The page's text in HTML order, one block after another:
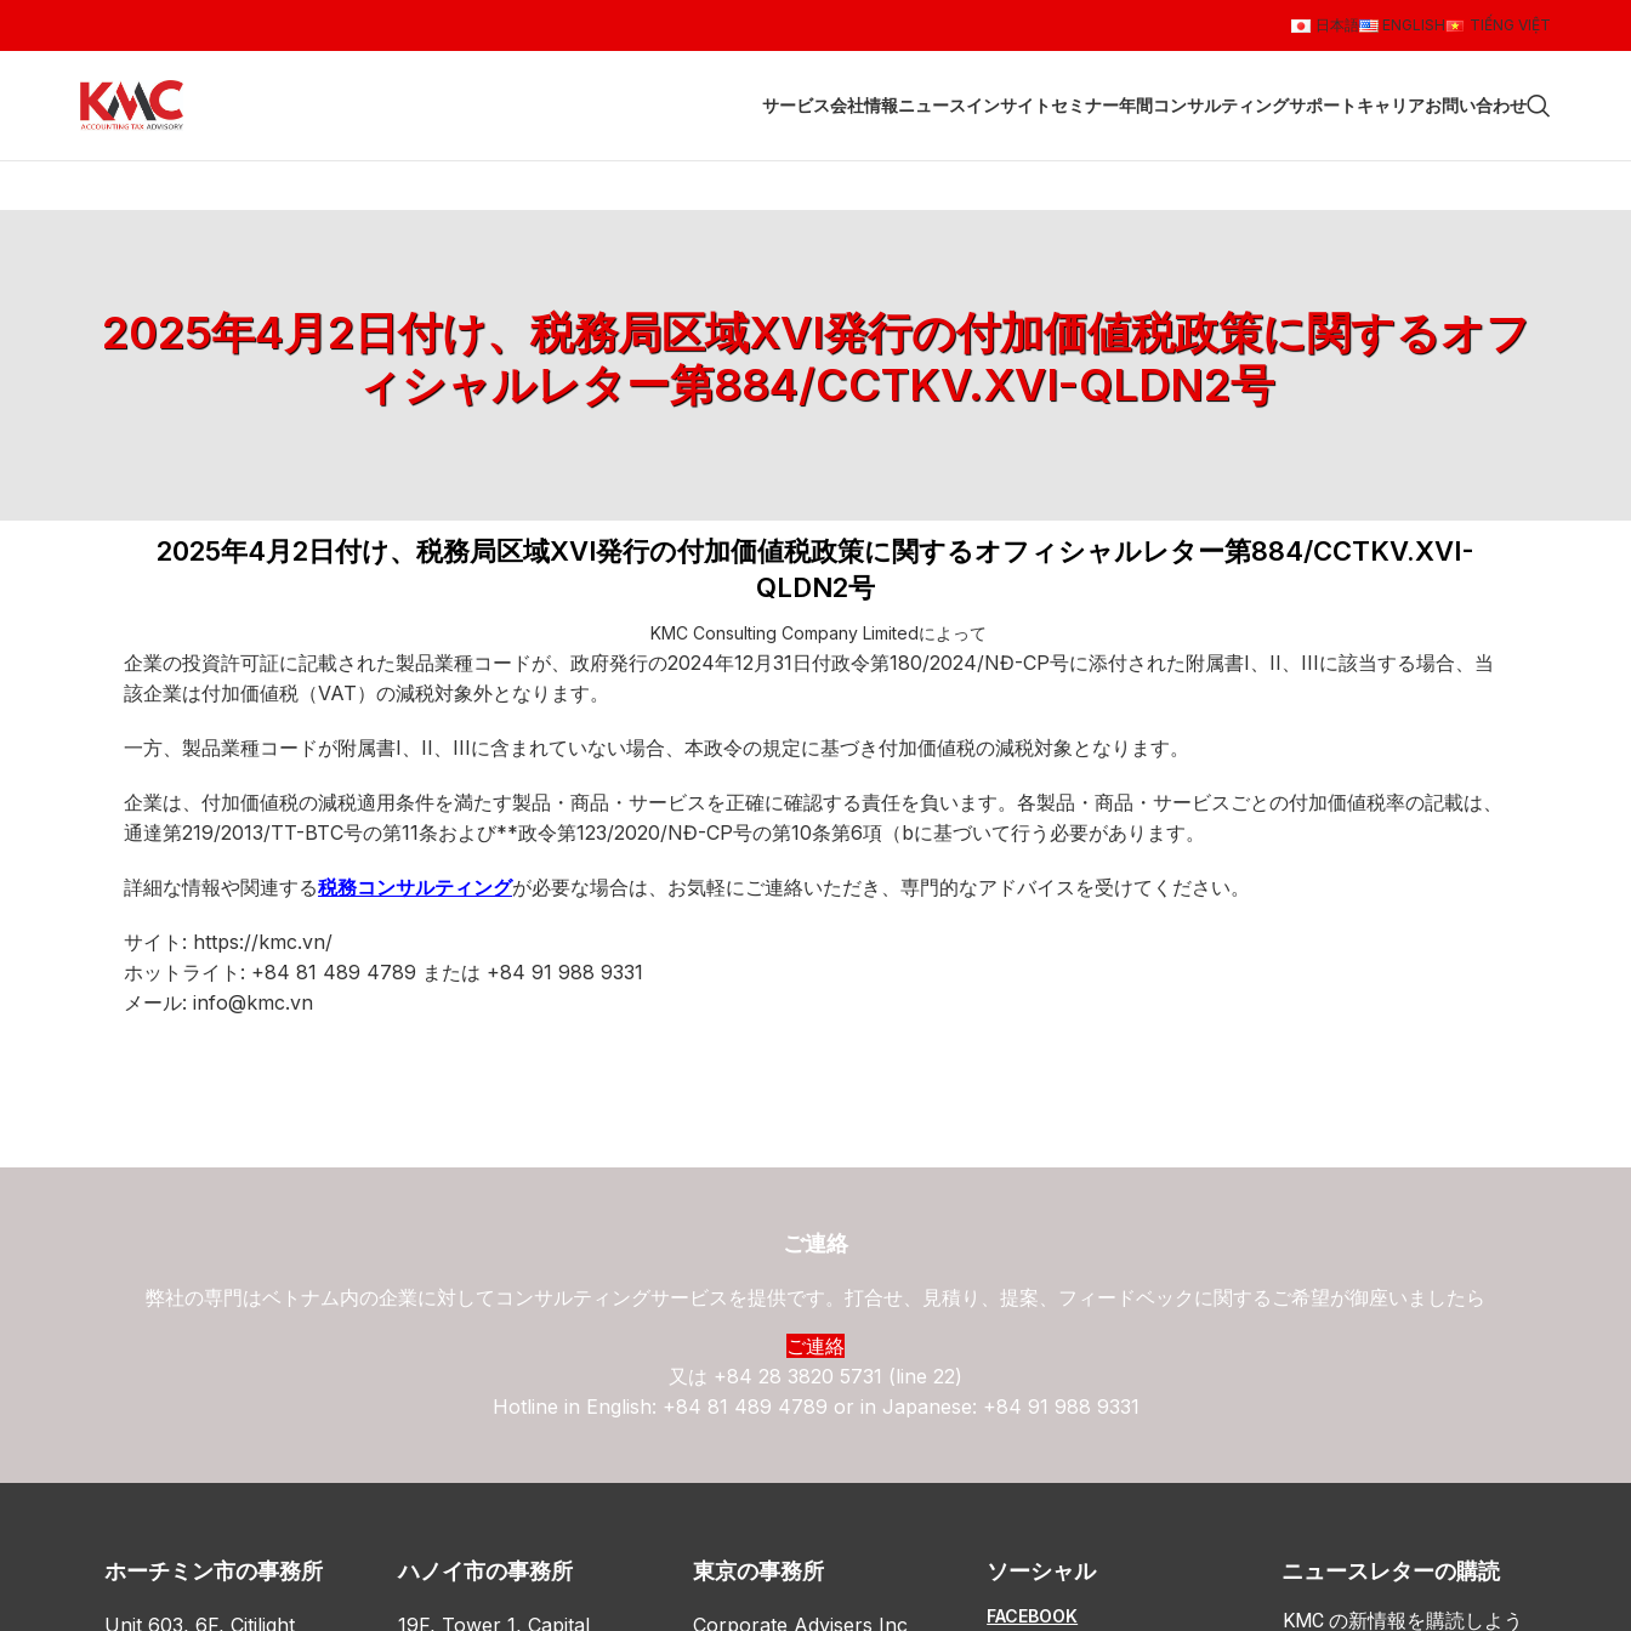
日本語 ENGLISH TIẾNG VIỆT
サービス会社情報ニュースインサイトセミナー年間コンサルティングサポートキャリアお問い合わせ
2025年4月2日付け、税務局区域XVI発行の付加価値税政策に関するオフ
ィシャルレター第884/CCTKV.XVI-QLDN2号
2025年4月2日付け、税務局区域XVI発行の付加価値税政策に関するオフィシャルレター第884/CCTKV.XVI-
QLDN2号
KMC Consulting Company Limitedによって
企業の投資許可証に記載された製品業種コードが、政府発行の2024年12月31日付政令第180/2024/NĐ-CP号に添付された附属書I、II、IIIに該当する場合、当
該企業は付加価値税（VAT）の減税対象外となります。
一方、製品業種コードが附属書I、II、IIIに含まれていない場合、本政令の規定に基づき付加価値税の減税対象となります。
企業は、付加価値税の減税適用条件を満たす製品・商品・サービスを正確に確認する責任を負います。各製品・商品・サービスごとの付加価値税率の記載は、
通達第219/2013/TT-BTC号の第11条および**政令第123/2020/NĐ-CP号の第10条第6項（bに基づいて行う必要があります。
詳細な情報や関連する税務コンサルティングが必要な場合は、お気軽にご連絡いただき、専門的なアドバイスを受けてください。
サイト: https://kmc.vn/
ホットライト: +84 81 489 4789 または +84 91 988 9331
メール: info@kmc.vn
ご連絡
弊社の専門はベトナム内の企業に対してコンサルティングサービスを提供です。打合せ、見積り、提案、フィードベックに関するご希望が御座いましたら
ご連絡
又は +84 28 3820 5731 (line 22)
Hotline in English: +84 81 489 4789 or in Japanese: +84 91 988 9331
ホーチミン市の事務所
Unit 603, 6F, Citilight
ハノイ市の事務所
19F, Tower 1, Capital
東京の事務所
Corporate Advisers Inc
ソーシャル
FACEBOOK
ニュースレターの購読
KMC の新情報を購読しよう